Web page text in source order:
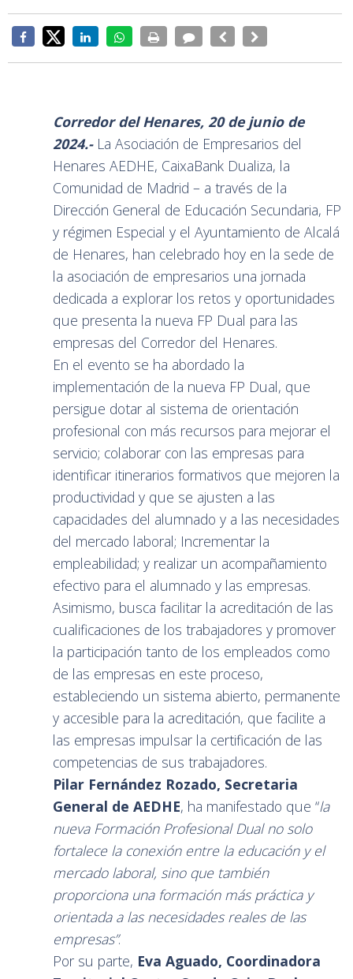
Corredor del Henares, 20 de junio de
2024.-La Asociación de Empresarios del
Henares AEDHE, CaixaBank Dualiza, la
Comunidad de Madrid – a través de la
Dirección General de Educación Secundaria, FP
y régimen Especial y el Ayuntamiento de Alcalá
de Henares, han celebrado hoy en la sede de
la asociación de empresarios una jornada
dedicada a explorar los retos y oportunidades
que presenta la nueva FP Dual para las
empresas del Corredor del Henares.
En el evento se ha abordado la
implementación de la nueva FP Dual, que
persigue dotar al sistema de orientación
profesional con más recursos para mejorar el
servicio; colaborar con las empresas para
identificar itinerarios formativos que mejoren la
productividad y que se ajusten a las
capacidades del alumnado y a las necesidades
del mercado laboral; Incrementar la
empleabilidad; y realizar un acompañamiento
efectivo para el alumnado y las empresas.
Asimismo, busca facilitar la acreditación de las
cualificaciones de los trabajadores y promover
la participación tanto de los empleados como
de las empresas en este proceso,
estableciendo un sistema abierto, permanente
y accesible para la acreditación, que facilite a
las empresas impulsar la certificación de las
competencias de sus trabajadores.
Pilar Fernández Rozado, Secretaria
General de AEDHE, ha manifestado que “la
nueva Formación Profesional Dual no solo
fortalece la conexión entre la educación y el
mercado laboral, sino que también
proporciona una formación más práctica y
orientada a las necesidades reales de las
empresas”.
Por su parte, Eva Aguado, Coordinadora